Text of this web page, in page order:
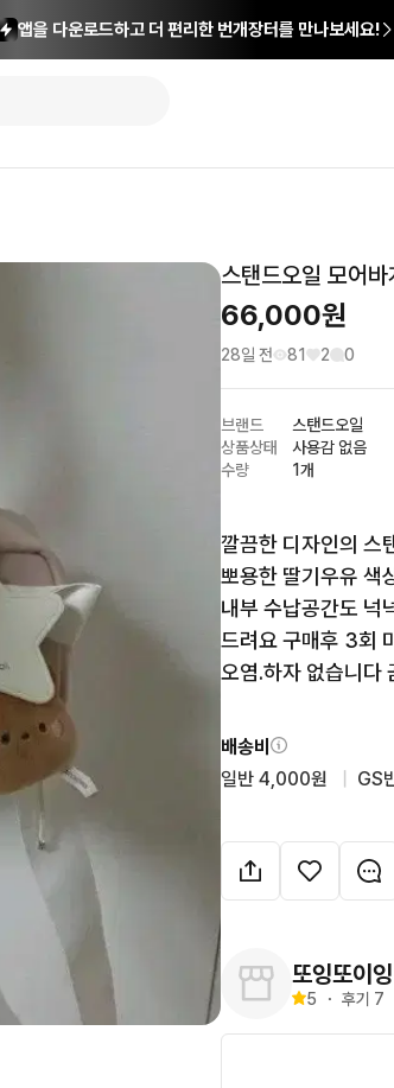
앱을 다운로드하고 더 편리한 번개장터를 만나보세요!
스탠드오일 모어
66,000원
28일 전 81 2 0
브랜드
스탠드오일
상품상태
사용감 없음
수량
1개
깔끔한 디자인의 스
뽀용한 딸기우유 색
내부 수납공간도 넉
드려요 구매후 3회
오염.하자 없습니다
배송비
일반 4,000원
GS
또잉또이잉
5 ・ 후기 7